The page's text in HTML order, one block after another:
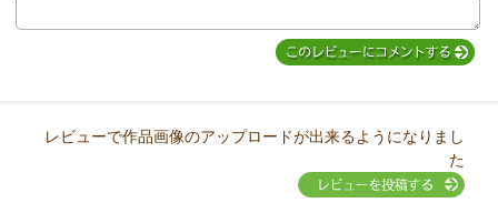
レビューで作品画像のアップロードが出来るようになりまし
た